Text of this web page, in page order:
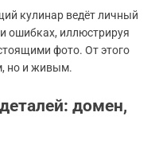
кулинар ведёт личный
ошибках, иллюстрируя
фото. От этого
но и живым.
домен,